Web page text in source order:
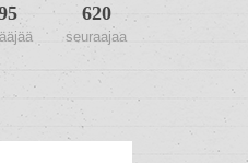
620
seuraajaa